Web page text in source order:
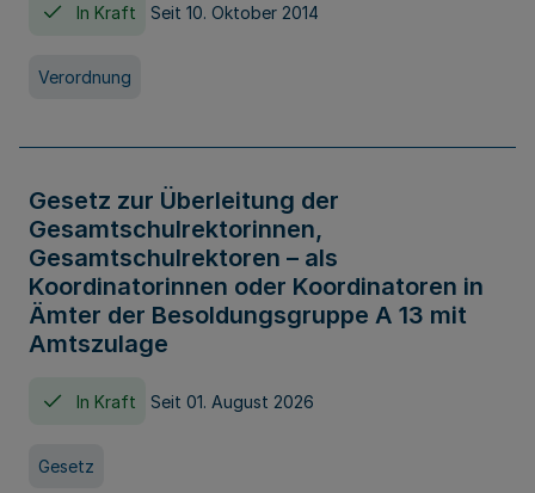
In Kraft Seit 10. Oktober 2014
Verordnung
Gesetz zur Überleitung der
Gesamtschulrektorinnen,
Gesamtschulrektoren – als
Koordinatorinnen oder Koordinatoren in
Ämter der Besoldungsgruppe A 13 mit
Amtszulage
In Kraft Seit 01. August 2026
Gesetz